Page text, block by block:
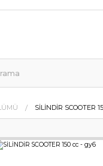
SİLİNDİR SCOOTER